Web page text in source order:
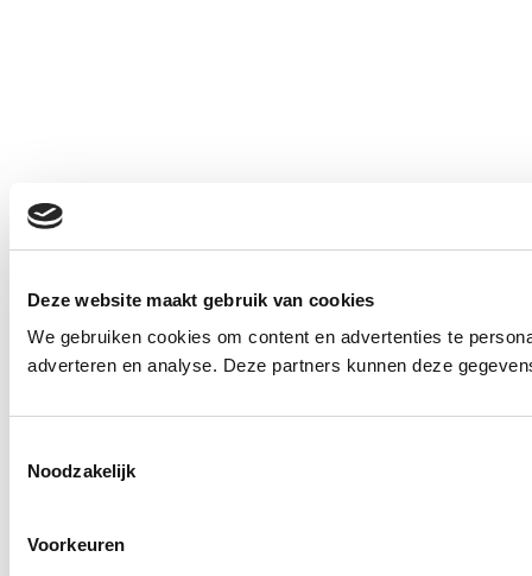
Deze website maakt gebruik van cookies
We gebruiken cookies om content en advertenties te
adverteren en analyse. Deze partners kunnen deze
Noodzakelijk
Voorkeuren